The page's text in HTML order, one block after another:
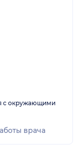
с окружающими
врача